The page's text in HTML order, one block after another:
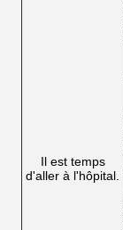
Il est temps
d'aller à l'hôpital.